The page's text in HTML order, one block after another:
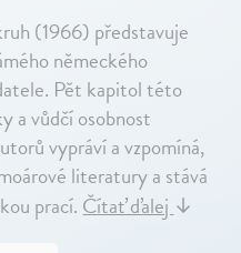
(1966) představuje
německého
Pět kapitol této
a vůdčí osobnost
vypráví a vzpomíná,
literatury a stává
prací.Čítať ďalej↓